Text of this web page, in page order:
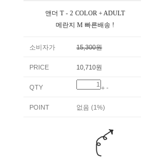
앤더 T - 2 COLOR + ADULT
메란지 M 빠른배송 !
소비자가 15,300원
PRICE 10,710원
QTY + -
POINT 없음 (1%)